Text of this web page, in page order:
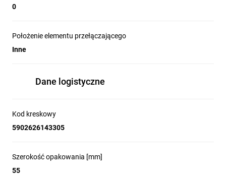
0
Położenie elementu przełączającego
Inne
Dane logistyczne
Kod kreskowy
5902626143305
Szerokość opakowania [mm]
55